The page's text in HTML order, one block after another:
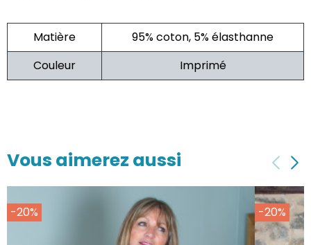
Matière
95% coton, 5% élasthanne
Couleur
Imprimé
Vous aimerez aussi
-20% -20%